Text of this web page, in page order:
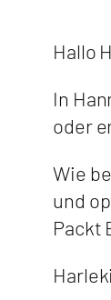
Hallo
In
oder
Wie
und
Packt